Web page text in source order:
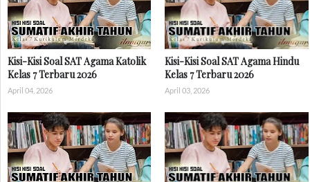
Kisi-Kisi Soal SAT Agama Katolik
Kelas 7 Terbaru 2026
April 04, 2026
Kisi-Kisi Soal SAT Agama Hindu
Kelas 7 Terbaru 2026
April 03, 2026